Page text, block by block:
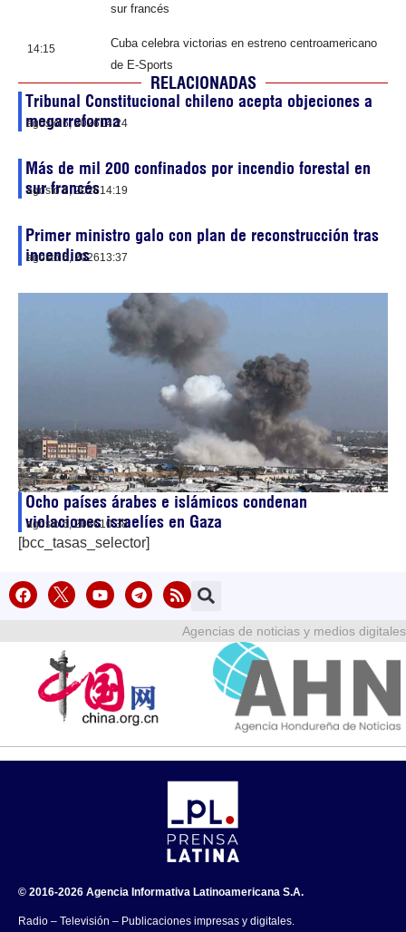
sur francés
14:15
Cuba celebra victorias en estreno centroamericano
de E-Sports
RELACIONADAS
Tribunal Constitucional chileno acepta objeciones a
megarreforma
agosto 6, 202614:24
Más de mil 200 confinados por incendio forestal en
sur francés
agosto 6, 202614:19
Primer ministro galo con plan de reconstrucción tras
incendios
agosto 6, 202613:37
Ocho países árabes e islámicos condenan
violaciones israelíes en Gaza
agosto 6, 202610:38
[bcc_tasas_selector]
Agencias de noticias y medios digitales
© 2016-2026 Agencia Informativa Latinoamericana S.A.
Radio – Televisión – Publicaciones impresas y digitales.